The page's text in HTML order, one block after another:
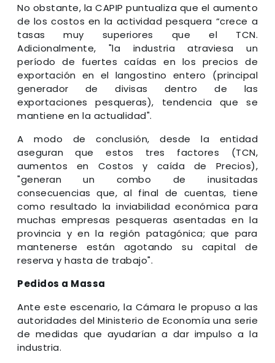
No obstante, la CAPIP puntualiza que el aumento
de los costos en la actividad pesquera “crece a
tasas muy superiores que el TCN.
Adicionalmente, "la industria atraviesa un
período de fuertes caídas en los precios de
exportación en el langostino entero (principal
generador de divisas dentro de las
exportaciones pesqueras), tendencia que se
mantiene en la actualidad".
A modo de conclusión, desde la entidad
aseguran que estos tres factores (TCN,
aumentos en Costos y caída de Precios),
"generan un combo de inusitadas
consecuencias que, al final de cuentas, tiene
como resultado la inviabilidad económica para
muchas empresas pesqueras asentadas en la
provincia y en la región patagónica; que para
mantenerse están agotando su capital de
reserva y hasta de trabajo".
Pedidos a Massa
Ante este escenario, la Cámara le propuso a las
autoridades del Ministerio de Economía una serie
de medidas que ayudarían a dar impulso a la
industria.